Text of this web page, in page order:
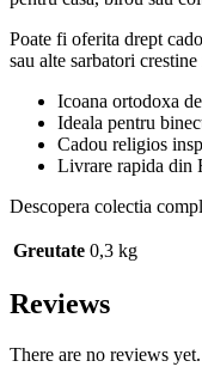
Poate fi oferita drept
sau alte sarbatori
Icoana ortodoxa
Ideala pentru
Cadou religios
Livrare rapida din
Descopera colectia
Greutate 0,3 kg
Reviews
There are no reviews yet.